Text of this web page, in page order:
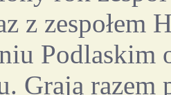
z zespołem
Podlaskim
Grają razem